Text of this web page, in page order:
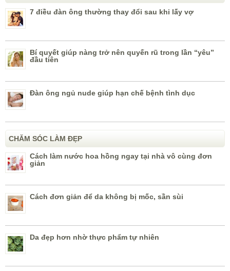
7 điều đàn ông thường thay đổi sau khi lấy vợ
Bí quyết giúp nàng trở nên quyến rũ trong lần “yêu”
đầu tiên
Đàn ông ngủ nude giúp hạn chế bệnh tình dục
CHĂM SÓC LÀM ĐẸP
Cách làm nước hoa hồng ngay tại nhà vô cùng đơn
giản
Cách đơn giản để da không bị mốc, sần sùi
Da đẹp hơn nhờ thực phẩm tự nhiên